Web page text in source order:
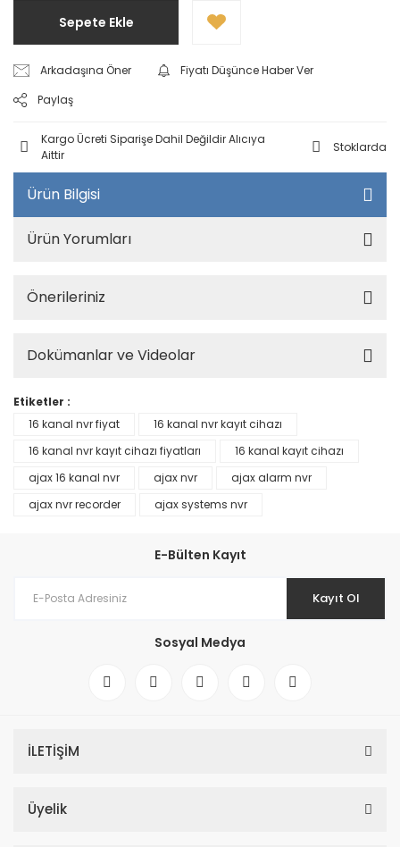
Sepete Ekle
Arkadaşına Öner
Fiyatı Düşünce Haber Ver
Paylaş
Kargo Ücreti Siparişe Dahil Değildir Alıcıya
Aittir
Stoklarda
Ürün Bilgisi
Ürün Yorumları
Önerileriniz
Dokümanlar ve Videolar
Etiketler :
16 kanal nvr fiyat
16 kanal nvr kayıt cihazı
16 kanal nvr kayıt cihazı fiyatları
16 kanal kayıt cihazı
ajax 16 kanal nvr
ajax nvr
ajax alarm nvr
ajax nvr recorder
ajax systems nvr
E-Bülten Kayıt
Kayıt Ol
Sosyal Medya
İLETİŞİM
Üyelik